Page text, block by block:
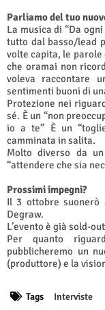
Parliamo del tuo
La musica di “Da
tutto dal basso/lead
volte capita, le parole
che oramai non
voleva raccontare
sentimenti buoni di
Protezione nei
sé. È un “non
io a te” È un
camminata in salita.
Molto diverso da
“attendere che sia
Prossimi impegni?
Il 3 ottobre suonerò
Degraw.
L’evento è già sold-
Per quanto
pubblicheremo un
(produttore) e la
Tags Interviste